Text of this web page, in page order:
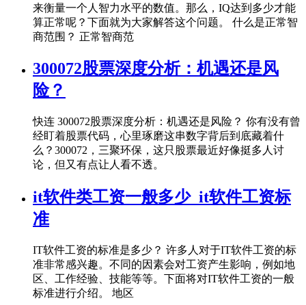
来衡量一个人智力水平的数值。那么，IQ达到多少才能
算正常呢？下面就为大家解答这个问题。 什么是正常智
商范围？ 正常智商范
300072股票深度分析：机遇还是风
险？
快连 300072股票深度分析：机遇还是风险？ 你有没有曾
经盯着股票代码，心里琢磨这串数字背后到底藏着什
么？300072，三聚环保，这只股票最近好像挺多人讨
论，但又有点让人看不透。
it软件类工资一般多少_it软件工资标
准
IT软件工资的标准是多少？ 许多人对于IT软件工资的标
准非常感兴趣。不同的因素会对工资产生影响，例如地
区、工作经验、技能等等。下面将对IT软件工资的一般
标准进行介绍。 地区